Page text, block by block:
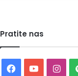
Pratite nas
Facebook
YouTube